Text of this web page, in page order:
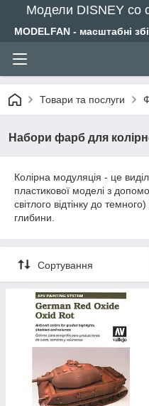
Модели DISNEY со
MODELFAN - масштабні
Товари та послуги
Набори фарб для
Колірна модуляція - це
пластикової моделі з
світлого відтінку до
глибини.
Сортування